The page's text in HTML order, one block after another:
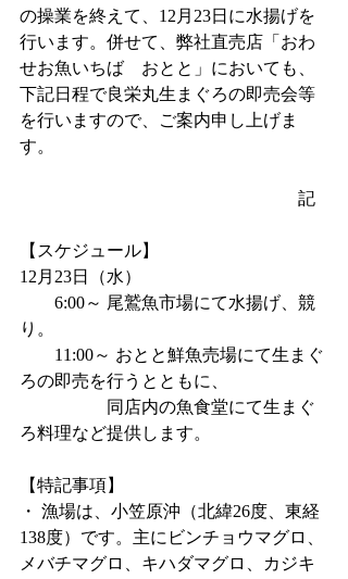
の操業を終えて、12月23日に水揚げを
行います。併せて、弊社直売店「おわ
せお魚いちば　おとと」においても、
下記日程で良栄丸生まぐろの即売会等
を行いますので、ご案内申し上げま
す。
記
【スケジュール】
12月23日（水）
6:00～ 尾鷲魚市場にて水揚げ、競
り。
11:00～ おとと鮮魚売場にて生まぐ
ろの即売を行うとともに、
同店内の魚食堂にて生まぐ
ろ料理など提供します。
【特記事項】
・ 漁場は、小笠原沖（北緯26度、東経
138度）です。主にビンチョウマグロ、
メバチマグロ、キハダマグロ、カジキ